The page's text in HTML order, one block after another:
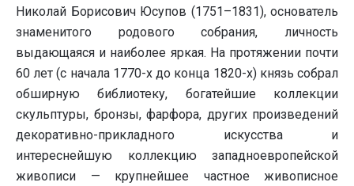
Николай Борисович Юсупов (1751–1831), основатель
знаменитого родового собрания, личность
выдающаяся и наиболее яркая. На протяжении почти
60 лет (с начала 1770-х до конца 1820-х) князь собрал
обширную библиотеку, богатейшие коллекции
скульптуры, бронзы, фарфора, других произведений
декоративно-прикладного искусства и
интереснейшую коллекцию западноевропейской
живописи — крупнейшее частное живописное